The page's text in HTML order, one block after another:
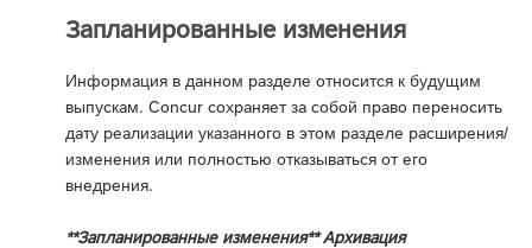
Запланированные изменения
Информация в данном разделе относится к будущим
выпускам. Concur сохраняет за собой право переносить
дату реализации указанного в этом разделе расширения/
изменения или полностью отказываться от его
внедрения.
**Запланированные изменения** Архивация